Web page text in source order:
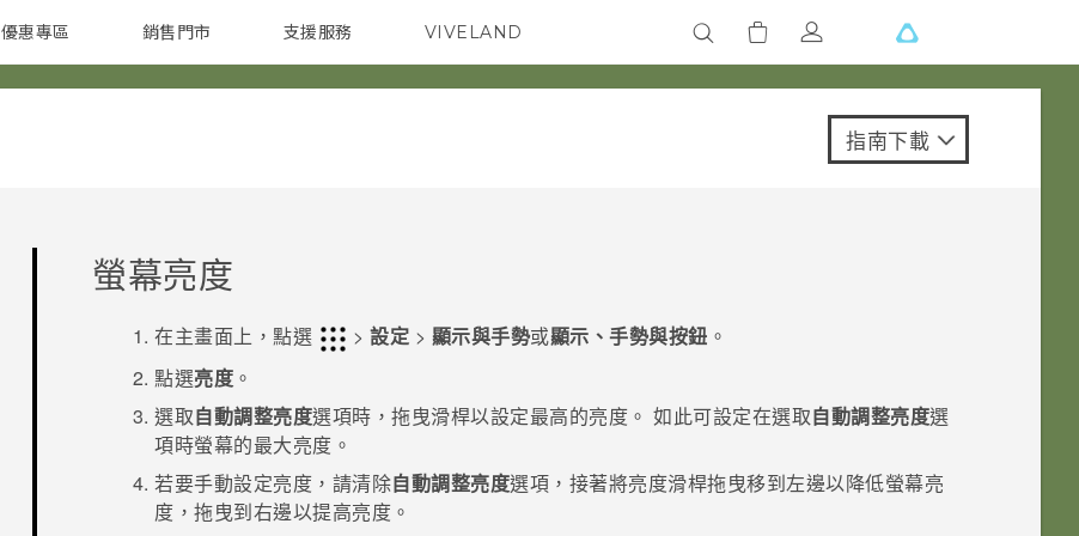
智慧型手機 配件
優惠專區
焦點訊息 校園專案 企業採購
銷售門市
銷售通路 支援服務 VIVELAND
指南下載
螢幕亮度
在主畫面上，點選 >設定 > 顯示與手勢或顯示、手勢與按鈕 。
點選亮度 。
選取自動調整亮度選項時，拖曳滑桿以設定最高的亮度。如此可設定在選取自動調整亮度選
項時螢幕的最大亮度。
若要手動設定亮度，請清除自動調整亮度選項，接著將亮度滑桿拖曳移到左邊以降低螢幕亮
度，拖曳到右邊以提高亮度。